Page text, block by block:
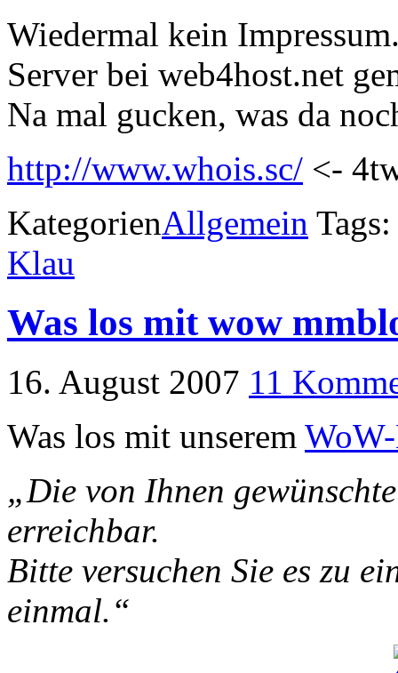
Wiedermal kein
Server bei web4host.net
Na mal gucken, was da
http://www.whois.sc/ <-
KategorienAllgemein
Klau
Was los mit wow
16. August 2007 11
Was los mit unserem
„Die von Ihnen
erreichbar.
Bitte versuchen Sie es zu
einmal.“